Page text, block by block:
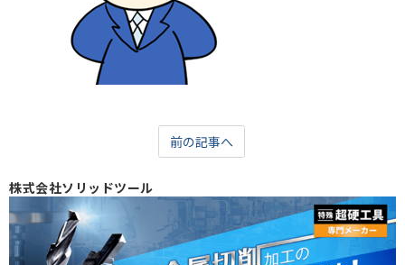
前の記事へ
株式会社ソリッドツール